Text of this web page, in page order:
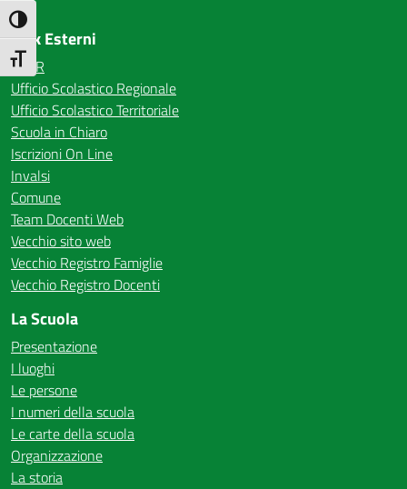
Attiva/disattiva alto contrasto
Attiva/disattiva dimensione testo
Link Esterni
MIUR
Ufficio Scolastico Regionale
Ufficio Scolastico Territoriale
Scuola in Chiaro
Iscrizioni On Line
Invalsi
Comune
Team Docenti Web
Vecchio sito web
Vecchio Registro Famiglie
Vecchio Registro Docenti
La Scuola
Presentazione
I luoghi
Le persone
I numeri della scuola
Le carte della scuola
Organizzazione
La storia